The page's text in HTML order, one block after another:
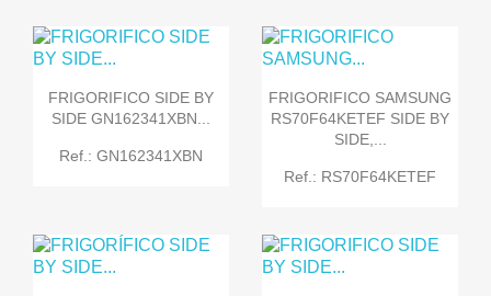
FRIGORIFICO SIDE BY
SIDE GN162341XBN...
Ref.: GN162341XBN
FRIGORIFICO SAMSUNG
RS70F64KETEF SIDE BY
SIDE,...
Ref.: RS70F64KETEF